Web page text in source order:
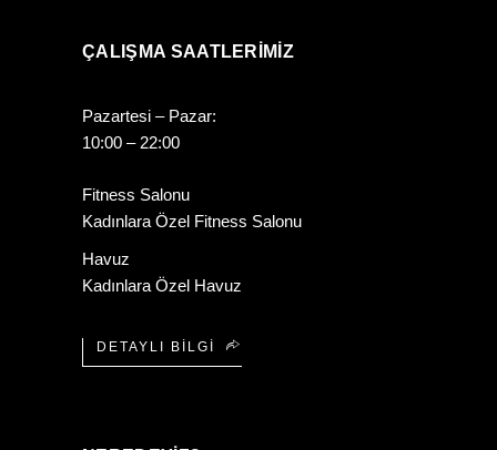
ÇALIŞMA SAATLERIMIZ
Pazartesi – Pazar:
10:00 – 22:00
Fitness Salonu
Kadınlara Özel Fitness Salonu
Havuz
Kadınlara Özel Havuz
DETAYLI BILGI